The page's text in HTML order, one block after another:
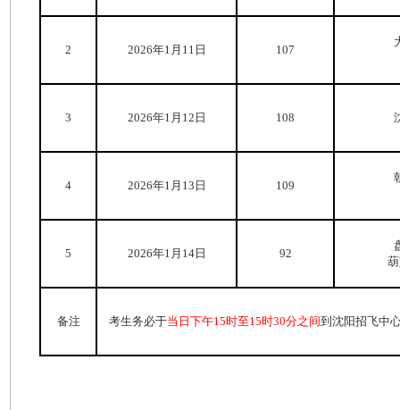
2 2026年1月11日 107
3 2026年1月12日 108
4 2026年1月13日 109
5 2026年1月14日 92
备注 考生务必于当日下午15时至15时30分之间到沈阳招飞中